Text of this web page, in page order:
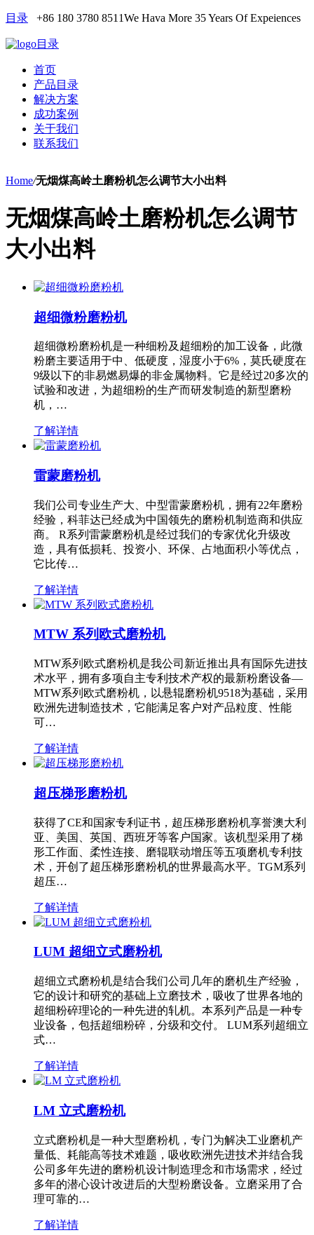
目录 +86 180 3780 8511We Hava More 35 Years Of Expeiences
目录
首页
产品目录
解决方案
成功案例
关于我们
联系我们
Home/无烟煤高岭土磨粉机怎么调节大小出料
无烟煤高岭土磨粉机怎么调节
大小出料
超细微粉磨粉机
超细微粉磨粉机是一种细粉及超细粉的加工设备，此微
粉磨主要适用于中、低硬度，湿度小于6%，莫氏硬度在
9级以下的非易燃易爆的非金属物料。它是经过20多次的
试验和改进，为超细粉的生产而研发制造的新型磨粉
机，…
了解详情
雷蒙磨粉机
我们公司专业生产大、中型雷蒙磨粉机，拥有22年磨粉
经验，科菲达已经成为中国领先的磨粉机制造商和供应
商。 R系列雷蒙磨粉机是经过我们的专家优化升级改
造，具有低损耗、投资小、环保、占地面积小等优点，
它比传…
了解详情
MTW 系列欧式磨粉机
MTW系列欧式磨粉机是我公司新近推出具有国际先进技
术水平，拥有多项自主专利技术产权的最新粉磨设备—
MTW系列欧式磨粉机，以悬辊磨粉机9518为基础，采用
欧洲先进制造技术，它能满足客户对产品粒度、性能
可…
了解详情
超压梯形磨粉机
获得了CE和国家专利证书，超压梯形磨粉机享誉澳大利
亚、美国、英国、西班牙等客户国家。该机型采用了梯
形工作面、柔性连接、磨辊联动增压等五项磨机专利技
术，开创了超压梯形磨粉机的世界最高水平。TGM系列
超压…
了解详情
LUM 超细立式磨粉机
超细立式磨粉机是结合我们公司几年的磨机生产经验，
它的设计和研究的基础上立磨技术，吸收了世界各地的
超细粉碎理论的一种先进的轧机。本系列产品是一种专
业设备，包括超细粉碎，分级和交付。 LUM系列超细立
式…
了解详情
LM 立式磨粉机
立式磨粉机是一种大型磨粉机，专门为解决工业磨机产
量低、耗能高等技术难题，吸收欧洲先进技术并结合我
公司多年先进的磨粉机设计制造理念和市场需求，经过
多年的潜心设计改进后的大型粉磨设备。立磨采用了合
理可靠的…
了解详情